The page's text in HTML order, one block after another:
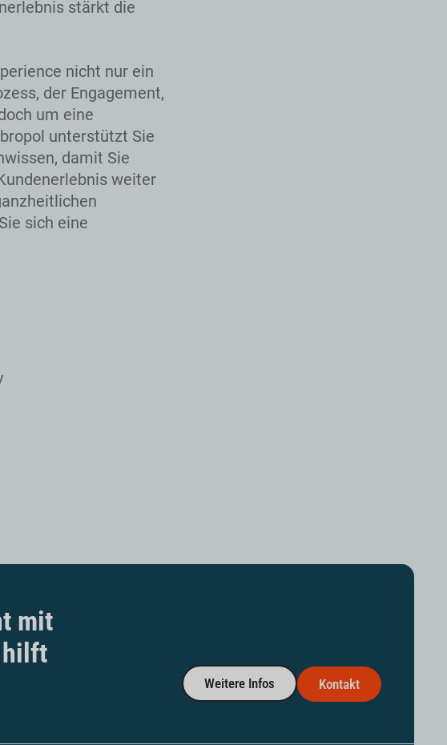
stärkt die
nicht nur ein
der Engagement,
um eine
unterstützt Sie
damit Sie
weiter
sich eine
mit
hilft
Weitere Infos Kontakt